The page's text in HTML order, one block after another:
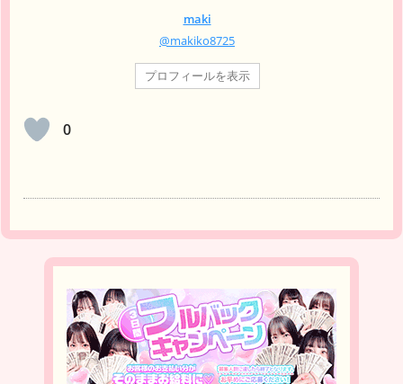
maki
@makiko8725
プロフィールを表示
0